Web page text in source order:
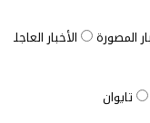
المصورة
الأخبار العاجلة
تايوان